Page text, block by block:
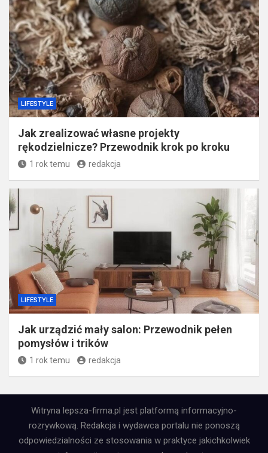
LIFESTYLE
Jak zrealizować własne projekty
rękodzielnicze? Przewodnik krok po kroku
1 rok temu redakcja
LIFESTYLE
Jak urządzić mały salon: Przewodnik pełen
pomysłów i trików
1 rok temu redakcja
Witryna lepsza-firma.pl jest platformą informacyjno-
rozrywkową. Redakcja i wydawca portalu nie ponoszą
odpowiedzialności ze stosowania w praktyce jakichkolwiek